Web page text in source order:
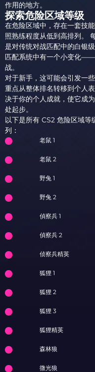
作用的地方。
探索危险区域等级
在危险区域中，存在一套技
照熟练程度从低到高排列。
是对传统对战匹配中的白银
匹配系统中有一个小变化——
战。
对于新手，这可能会引发一
重点从整体排名转移到个人
决于你的个人成就，使它成
处起步。
以下是所有 CS2 危险区域
列：
老鼠 1
老鼠 2
野兔 1
野兔 2
偵察兵 1
偵察兵 2
侦察兵精英
狐狸 1
狐狸 2
狐狸 3
狐狸精英
森林狼
微光狼